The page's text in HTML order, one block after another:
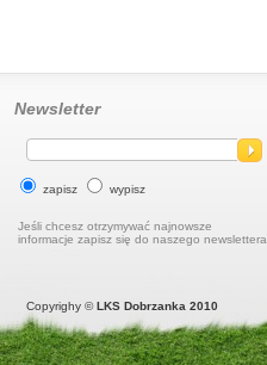
Newsletter
zapisz wypisz
Jeśli chcesz otrzymywać najnowsze
informacje zapisz się do naszego newslettera
Copyrighy ©LKS Dobrzanka 2010